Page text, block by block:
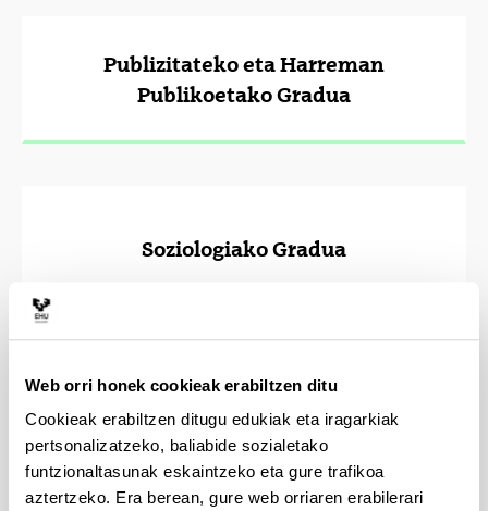
Web orri honek cookieak erabiltzen ditu
Cookieak erabiltzen ditugu edukiak eta iragarkiak
pertsonalizatzeko, baliabide sozialetako
funtzionaltasunak eskaintzeko eta gure trafikoa
aztertzeko. Era berean, gure web orriaren erabilerari
Publizitateko eta Harreman
Publikoetako Gradua
Soziologiako Gradua
Politika Zientzia eta Kudeaketa
Publikoko Gradua